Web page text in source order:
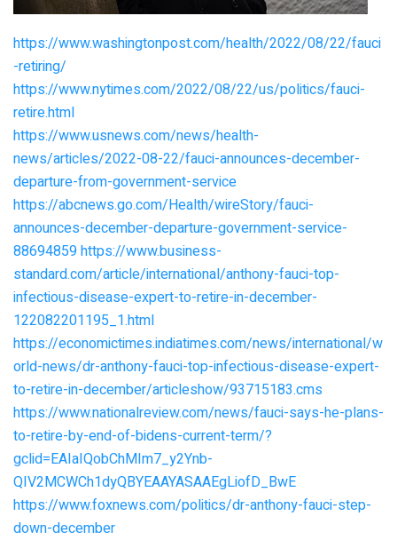
https://www.washingtonpost.com/health/2022/08/22/fauci
-retiring/
https://www.nytimes.com/2022/08/22/us/politics/fauci-
retire.html
https://www.usnews.com/news/health-
news/articles/2022-08-22/fauci-announces-december-
departure-from-government-service
https://abcnews.go.com/Health/wireStory/fauci-
announces-december-departure-government-service-
88694859https://www.business-
standard.com/article/international/anthony-fauci-top-
infectious-disease-expert-to-retire-in-december-
122082201195_1.html
https://economictimes.indiatimes.com/news/international/w
orld-news/dr-anthony-fauci-top-infectious-disease-expert-
to-retire-in-december/articleshow/93715183.cms
https://www.nationalreview.com/news/fauci-says-he-plans-
to-retire-by-end-of-bidens-current-term/?
gclid=EAIaIQobChMIm7_y2Ynb-
QIV2MCWCh1dyQBYEAAYASAAEgLiofD_BwE
https://www.foxnews.com/politics/dr-anthony-fauci-step-
down-december